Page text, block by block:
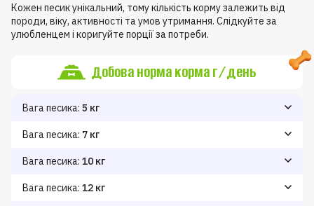
Кожен песик унікальний, тому кількість корму залежить від
породи, віку, активності та умов утримання. Слідкуйте за
улюбленцем і коригуйте порції за потреби.
Добова норма корма г/день
Вага песика: 5 кг
Зниження ваги
Підтримання ваги
Набір ваги
Вага песика: 7 кг
Зниження ваги
Підтримання ваги
Набір ваги
Вага песика: 10 кг
Зниження ваги
Підтримання ваги
Набір ваги
Вага песика: 12 кг